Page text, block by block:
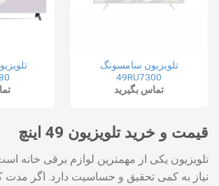
تلویزیون سامسونگ
49RU7300
تماس بگیرید
قیمت و خرید تلویزیون 49 اینچ
تلویزیون یکی از مهمترین لوازم برقی خانه
نیاز به کمی تحقیق و حساسیت دارد. اگر مدت